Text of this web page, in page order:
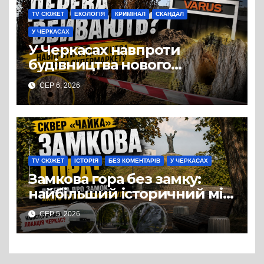
TV СЮЖЕТ ЕКОЛОГІЯ КРИМІНАЛ СКАНДАЛ
У ЧЕРКАСАХ
У Черкасах навпроти
будівництва нового
супермаркету VARUS на
проспекті Перемоги всохли
дерева. І це навряд чи
можна назвати
випадковістю
СЕР 6, 2026
TV СЮЖЕТ ІСТОРІЯ БЕЗ КОМЕНТАРІВ У ЧЕРКАСАХ
Замкова гора без замку:
найбільший історичний міф
Черкас
СЕР 5, 2026